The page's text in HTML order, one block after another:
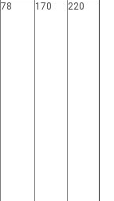
78 170 220